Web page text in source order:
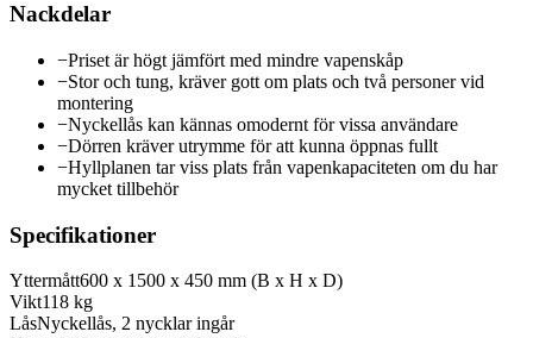
Nackdelar
−Priset är högt jämfört med mindre vapenskåp
−Stor och tung, kräver gott om plats och två personer vid
montering
−Nyckellås kan kännas omodernt för vissa användare
−Dörren kräver utrymme för att kunna öppnas fullt
−Hyllplanen tar viss plats från vapenkapaciteten om du har
mycket tillbehör
Specifikationer
Yttermått600 x 1500 x 450 mm (B x H x D)
Vikt118 kg
LåsNyckellås, 2 nycklar ingår